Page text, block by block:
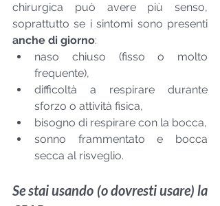
chirurgica può avere più senso,
anche di giorno:
naso chiuso (fisso o molto
frequente),
difficoltà a respirare durante
sforzo o attività fisica,
bisogno di respirare con la bocca,
sonno frammentato e bocca
secca al risveglio.
Se stai usando (o dovresti usare) la